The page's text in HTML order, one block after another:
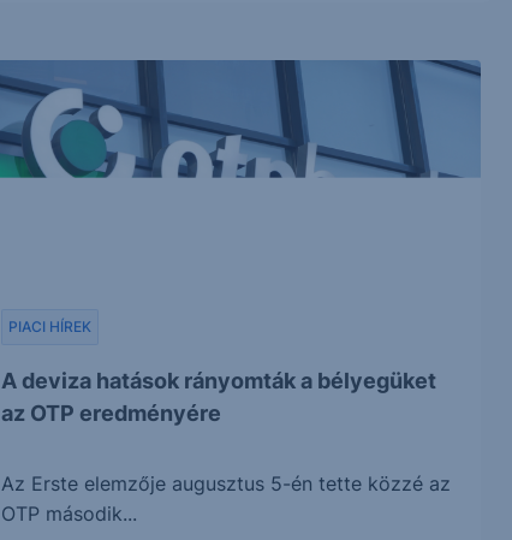
A deviza hatások rányomták a bélyegüket
az OTP eredményére
PIACI HÍREK
Az Erste elemzője augusztus 5-én tette közzé az
OTP második...